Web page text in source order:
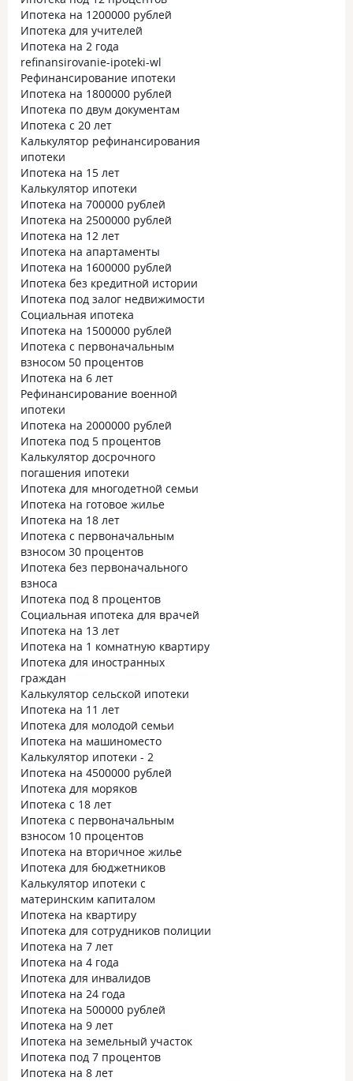
Ипотека на 1200000 рублей
Ипотека для учителей
Ипотека на 2 года
refinansirovanie-ipoteki-wl
Рефинансирование ипотеки
Ипотека на 1800000 рублей
Ипотека по двум документам
Ипотека с 20 лет
Калькулятор рефинансирования
ипотеки
Ипотека на 15 лет
Калькулятор ипотеки
Ипотека на 700000 рублей
Ипотека на 2500000 рублей
Ипотека на 12 лет
Ипотека на апартаменты
Ипотека на 1600000 рублей
Ипотека без кредитной истории
Ипотека под залог недвижимости
Социальная ипотека
Ипотека на 1500000 рублей
Ипотека с первоначальным
взносом 50 процентов
Ипотека на 6 лет
Рефинансирование военной
ипотеки
Ипотека на 2000000 рублей
Ипотека под 5 процентов
Калькулятор досрочного
погашения ипотеки
Ипотека для многодетной семьи
Ипотека на готовое жилье
Ипотека на 18 лет
Ипотека с первоначальным
взносом 30 процентов
Ипотека без первоначального
взноса
Ипотека под 8 процентов
Социальная ипотека для врачей
Ипотека на 13 лет
Ипотека на 1 комнатную квартиру
Ипотека для иностранных
граждан
Калькулятор сельской ипотеки
Ипотека на 11 лет
Ипотека для молодой семьи
Ипотека на машиноместо
Калькулятор ипотеки - 2
Ипотека на 4500000 рублей
Ипотека для моряков
Ипотека с 18 лет
Ипотека с первоначальным
взносом 10 процентов
Ипотека на вторичное жилье
Ипотека для бюджетников
Калькулятор ипотеки с
материнским капиталом
Ипотека на квартиру
Ипотека для сотрудников полиции
Ипотека на 7 лет
Ипотека на 4 года
Ипотека для инвалидов
Ипотека на 24 года
Ипотека на 500000 рублей
Ипотека на 9 лет
Ипотека на земельный участок
Ипотека под 7 процентов
Ипотека на 8 лет